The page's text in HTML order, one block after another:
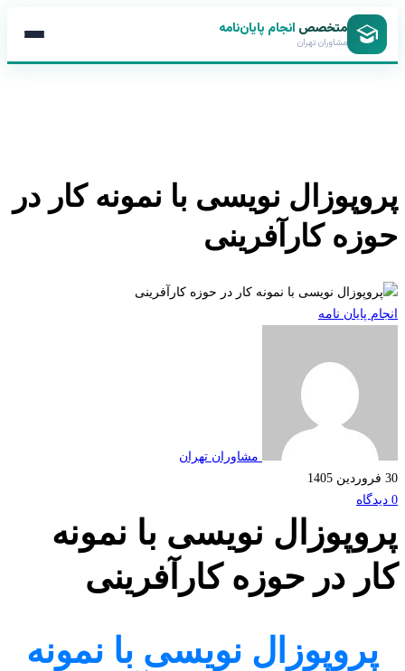
متخصصانجام پایان‌نامه
مشاوران تهران
نویسی با نمونه کار در
کارآفرینی
پایان نامه
مشاوران تهران
نویسی با نمونه
در حوزه کارآفرینی
نویسی با نمونه